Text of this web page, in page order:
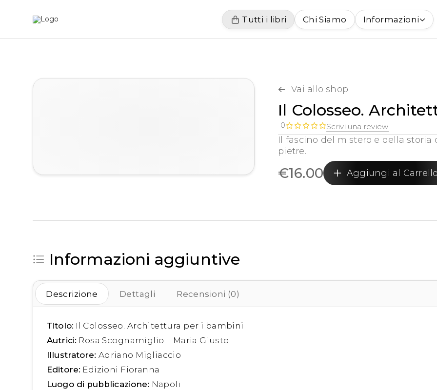
Tutti i libri Chi Siamo Informazioni
Vai allo shop
Il Colosseo.
0 Scrivi una review
Il fascino del mistero e della
pietre.
€16.00 Aggiungi al Carrello
Informazioni aggiuntive
Descrizione Dettagli Recensioni (0)
Titolo: Il Colosseo. Architettura per i bambini
Autrici: Rosa Scognamiglio – Maria Giusto
Illustratore: Adriano Migliaccio
Editore: Edizioni Fioranna
Luogo di pubblicazione: Napoli